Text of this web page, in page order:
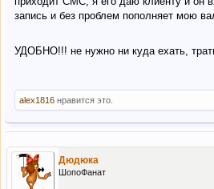
запись и без проблем пополняет мою
УДОБНО!!! не нужно ни куда ехать,
alex1816 нравится это.
Дюдюка
ШопоФанат